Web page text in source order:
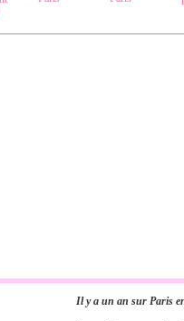
Il y a un an sur Paris